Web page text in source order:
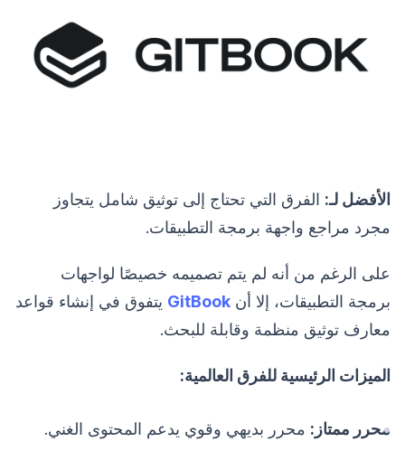
الأفضل لـ: الفرق التي تحتاج إلى توثيق شامل يتجاوز
مجرد مراجع واجهة برمجة التطبيقات.
على الرغم من أنه لم يتم تصميمه خصيصًا لواجهات
برمجة التطبيقات، إلا أن GitBook يتفوق في إنشاء قواعد
معارف توثيق منظمة وقابلة للبحث.
الميزات الرئيسية للفرق العالمية:
محرر ممتاز: محرر بديهي وقوي يدعم المحتوى الغني.